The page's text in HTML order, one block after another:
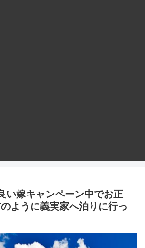
い嫁キャンペーン中でお正
ように義実家へ泊りに行っ